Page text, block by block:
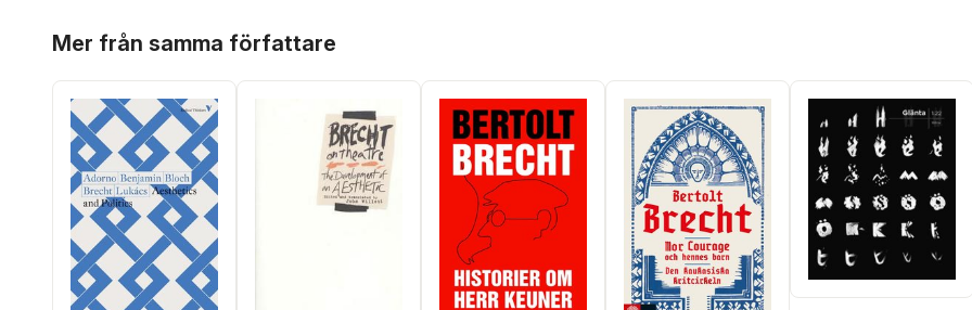
Mer från samma författare